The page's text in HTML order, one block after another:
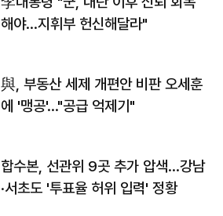
해야…지휘부 헌신해달라"
與, 부동산 세제 개편안 비판 오세훈
에 '맹공'…"공급 억제기"
합수본, 선관위 9곳 추가 압색…강남
·서초도 '투표율 허위 입력' 정황